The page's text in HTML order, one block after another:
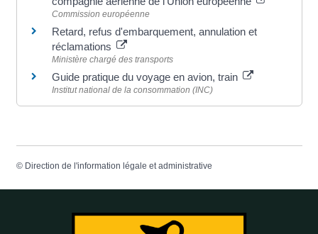
Commission européenne
Retard, refus d'embarquement, annulation et
réclamations
Ministère chargé des transports
Guide pratique du voyage en avion, train
Institut national de la consommation (INC)
© Direction de l'information légale et administrative